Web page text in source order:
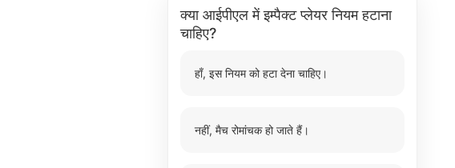
क्या आईपीएल में इम्पैक्ट प्लेयर नियम हटाना
चाहिए?
हाँ, इस नियम को हटा देना चाहिए।
नहीं, मैच रोमांचक हो जाते हैं।